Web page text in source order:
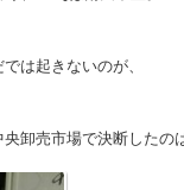
は起きないのが、
卸売市場で決断したの